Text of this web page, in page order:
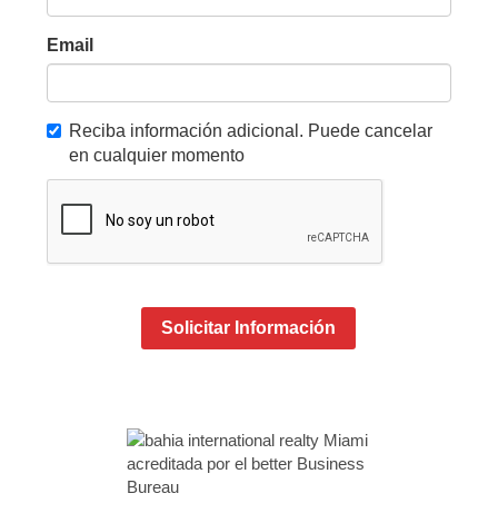
Email
Reciba información adicional. Puede cancelar
en cualquier momento
Solicitar Información